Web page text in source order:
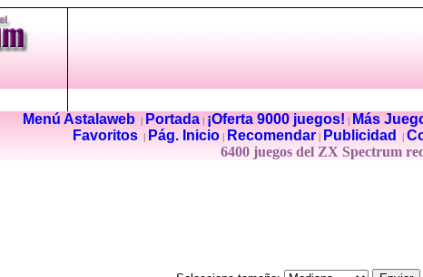
Menú Astalaweb| Portada| ¡Oferta 9000 juegos! Más
Favoritos
Pág. Inicio Recomendar Publicidad
6400 juegos del ZX Spectrum